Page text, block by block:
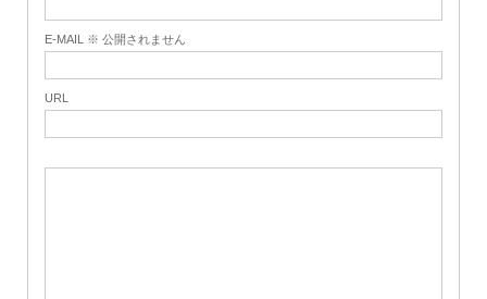
E-MAIL ※ 公開されません
URL